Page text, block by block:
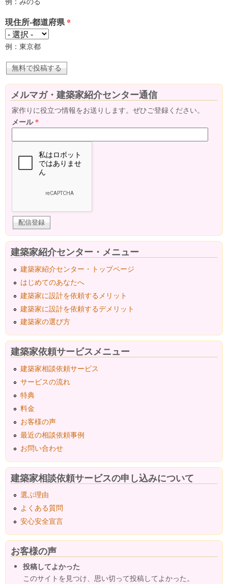
現住所-都道府県*
例：東京都
メルマガ・建築家紹介センター通信
家作りに役立つ情報をお送りします。ぜひご登録ください。
メール*
建築家紹介センター・メニュー
建築家紹介センター・トップページ
はじめてのあなたへ
建築家に設計を依頼するメリット
建築家に設計を依頼するデメリット
建築家の選び方
建築家依頼サービスメニュー
建築家相談依頼サービス
サービスの流れ
特典
料金
お客様の声
最近の相談依頼事例
お問い合わせ
建築家相談依頼サービスの申し込みについて
選ぶ理由
よくある質問
安心安全宣言
お客様の声
投稿してよかった
このサイトを見つけ、思い切って投稿してよかった。